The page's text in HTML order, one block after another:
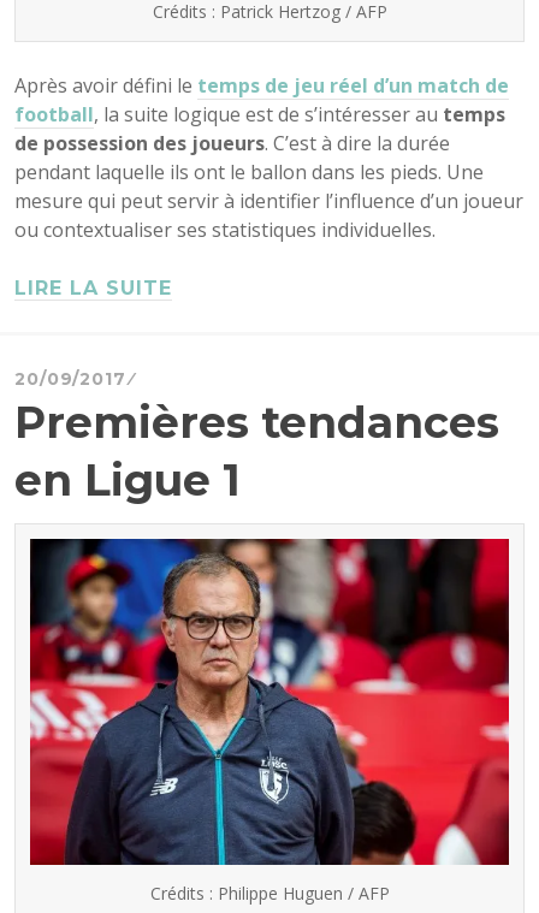
Crédits : Patrick Hertzog / AFP
Après avoir défini le temps de jeu réel d’un match de
football, la suite logique est de s’intéresser au temps
de possession des joueurs. C’est à dire la durée
pendant laquelle ils ont le ballon dans les pieds. Une
mesure qui peut servir à identifier l’influence d’un joueur
ou contextualiser ses statistiques individuelles.
LIRE LA SUITE
20/09/2017
Premières tendances
en Ligue 1
Crédits : Philippe Huguen / AFP